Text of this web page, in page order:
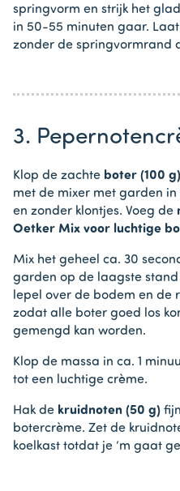
springvorm en strijk het
in 50-55 minuten gaar.
zonder de springvormrand
3.
Klop de zachte boter (100 g)
met de mixer met garden in
en zonder klontjes. Voeg de
Oetker Mix voor luchtige
Mix het geheel ca. 30
garden op de laagste
lepel over de bodem en de
zodat alle boter goed los
gemengd kan worden.
Klop de massa in ca. 1
tot een luchtige crème.
Hak de kruidnoten (50 g)
botercrème. Zet de
koelkast totdat je ‘m gaat